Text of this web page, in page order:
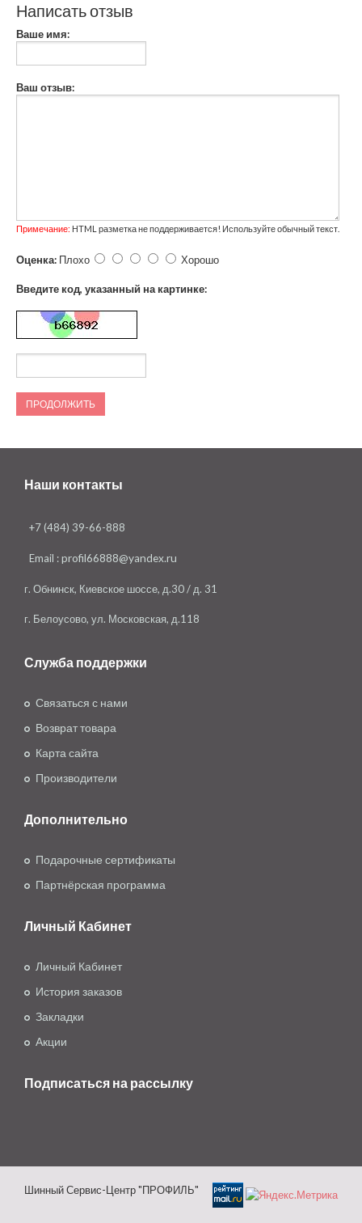
Написать отзыв
Ваше имя:
Ваш отзыв:
Примечание: HTML разметка не поддерживается! Используйте обычный текст.
Оценка: Плохо Хорошо
Введите код, указанный на картинке:
ПРОДОЛЖИТЬ
Наши контакты
+7 (484) 39-66-888
Email :profil66888@yandex.ru
г. Обнинск, Киевское шоссе, д.30 / д. 31
г. Белоусово, ул. Московская, д.118
Служба поддержки
Связаться с нами
Возврат товара
Карта сайта
Производители
Дополнительно
Подарочные сертификаты
Партнёрская программа
Личный Кабинет
Личный Кабинет
История заказов
Закладки
Акции
Подписаться на рассылку
Шинный Сервис-Центр "ПРОФИЛЬ"